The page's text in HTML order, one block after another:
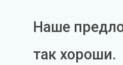
Наше
так хороши.